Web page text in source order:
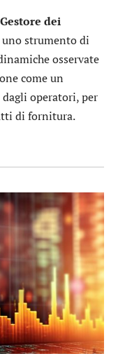
Gestore dei
uno strumento di
osservate
come un
operatori, per
di fornitura.